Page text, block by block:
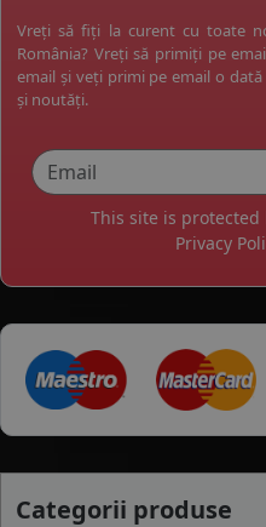
Vreți să fiți la curent cu toate
România? Vreți să primiți pe
email și veți primi pe email o
și noutăți.
This site is protected
Privacy
Categorii produse